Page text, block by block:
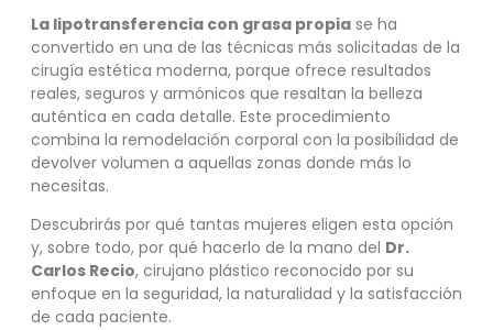
La lipotransferencia con grasa propia se ha
convertido en una de las técnicas más solicitadas de la
cirugía estética moderna, porque ofrece resultados
reales, seguros y armónicos que resaltan la belleza
auténtica en cada detalle. Este procedimiento
combina la remodelación corporal con la posibilidad de
devolver volumen a aquellas zonas donde más lo
necesitas.
Descubrirás por qué tantas mujeres eligen esta opción
y, sobre todo, por qué hacerlo de la mano del Dr.
Carlos Recio, cirujano plástico reconocido por su
enfoque en la seguridad, la naturalidad y la satisfacción
de cada paciente.